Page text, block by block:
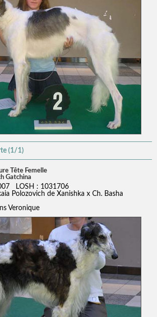
(1/1)
Tête Femelle
Gatchina
LOSH : 1031706
Polozovich de Xanishka x Ch. Basha
Veronique